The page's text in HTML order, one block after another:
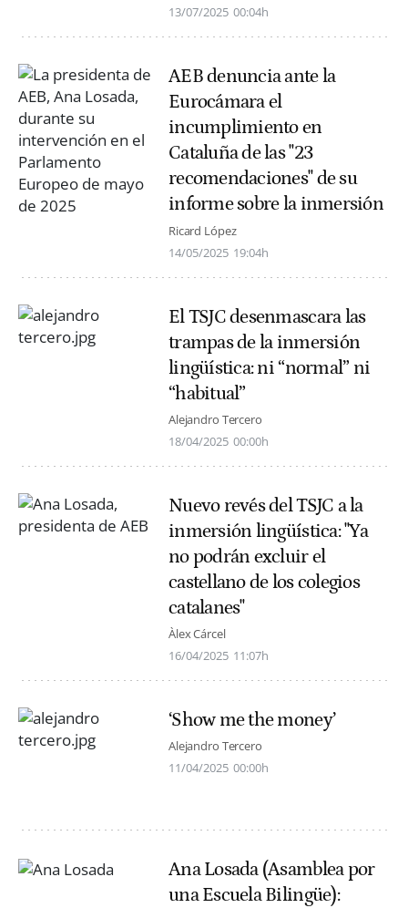
13/07/2025 00:04h
AEB denuncia ante la
Eurocámara el
incumplimiento en
Cataluña de las "23
recomendaciones" de su
informe sobre la inmersión
Ricard López
14/05/2025 19:04h
El TSJC desenmascara las
trampas de la inmersión
lingüística: ni “normal” ni
“habitual”
Alejandro Tercero
18/04/2025 00:00h
Nuevo revés del TSJC a la
inmersión lingüística: "Ya
no podrán excluir el
castellano de los colegios
catalanes"
Àlex Cárcel
16/04/2025 11:07h
‘Show me the money’
Alejandro Tercero
11/04/2025 00:00h
Ana Losada (Asamblea por
una Escuela Bilingüe):